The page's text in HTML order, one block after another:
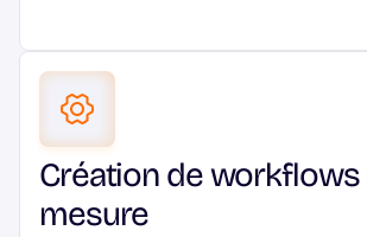
Création de workflows
mesure